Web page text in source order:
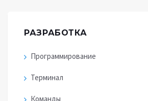
РАЗРАБОТКА
Программирование
Терминал
Команды